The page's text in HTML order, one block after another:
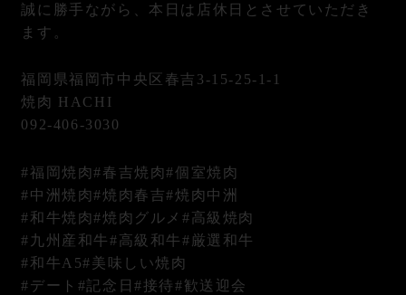
誠に勝手ながら、本日は店休日とさせていただき
ます。
福岡県福岡市中央区春吉3-15-25-1-1
焼肉 HACHI
092-406-3030
#福岡焼肉#春吉焼肉#個室焼肉
#中洲焼肉#焼肉春吉#焼肉中洲
#和牛焼肉#焼肉グルメ#高級焼肉
#九州産和牛#高級和牛#厳選和牛
#和牛A5#美味しい焼肉
#デート#記念日#接待#歓送迎会